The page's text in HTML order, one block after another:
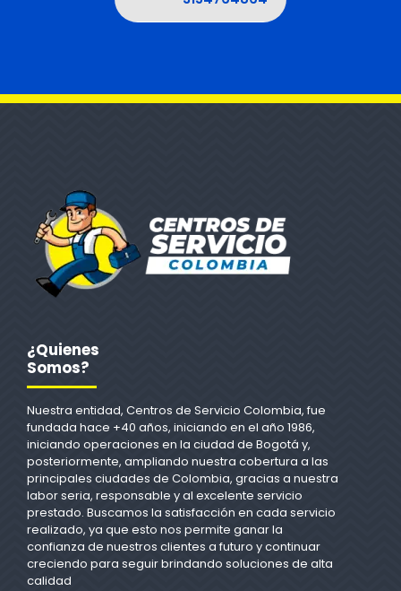
¿Quienes
Somos?
Nuestra entidad, Centros de Servicio Colombia, fue
fundada hace +40 años, iniciando en el año 1986,
iniciando operaciones en la ciudad de Bogotá y,
posteriormente, ampliando nuestra cobertura a las
principales ciudades de Colombia, gracias a nuestra
labor seria, responsable y al excelente servicio
prestado. Buscamos la satisfacción en cada servicio
realizado, ya que esto nos permite ganar la
confianza de nuestros clientes a futuro y continuar
creciendo para seguir brindando soluciones de alta
calidad